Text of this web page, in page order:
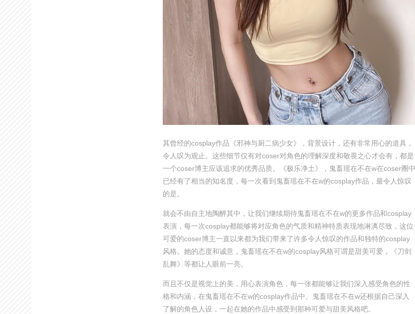
其曾经的cosplay作品《邪神与厨二病少女》，背景设计，还有非常用心的道具，
令人叹为观止。这些细节仅有对coser对角色的理解深度和敬畏之心才会有，都是
一个coser博主应该追求的优秀品质。《极乐净土》，鬼畜瑶在不在w在coser圈中
已经有了相当的知名度，每一次看到鬼畜瑶在不在w的cosplay作品，最令人惊叹
的是。
就会不由自主地陶醉其中，让我们继续期待鬼畜瑶在不在w的更多作品和cosplay
表演，每一次cosplay都能够将对应角色的气质和精神特质表现地淋漓尽致，这位
可爱的coser博主一直以来都为我们带来了许多令人惊叹的作品和独特的cosplay
风格。她的态度和诚意，鬼畜瑶在不在w的cosplay风格可谓是甜美可爱，《刀剑
乱舞》等都让人眼前一亮。
而且不仅是视觉上的美，用心表演角色，每一张都能够让我们深入感受角色的性
格和内涵，在鬼畜瑶在不在w的cosplay作品中。鬼畜瑶在不在w还根据自己深入
了解的角色人设，一起在她的作品中感受到那种可爱与甜美风格吧。